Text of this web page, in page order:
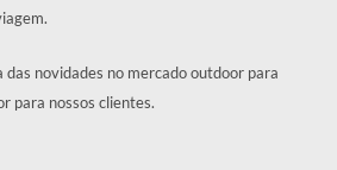
das novidades no mercado outdoor para
para nossos clientes.